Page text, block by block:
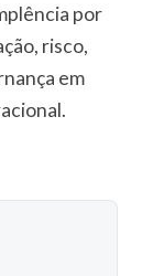
por
risco,
em